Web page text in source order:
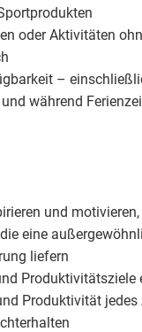
oder Aktivitäten
–
während
und
eine
liefern
Produktivitätsziele
Produktivität jedes